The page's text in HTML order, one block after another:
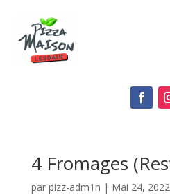
4 Fromages
par pizz-adm1n | Mai 24, 2022